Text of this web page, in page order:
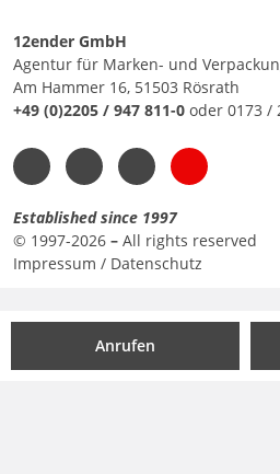
12ender GmbH
Agentur für Marken- und
Am Hammer 16, 51503 Rösrath
+49 (0)2205 / 947 811-0 oder 0173 /
Established since 1997
© 1997-2026 – All rights reserved
Impressum / Datenschutz
Anrufen